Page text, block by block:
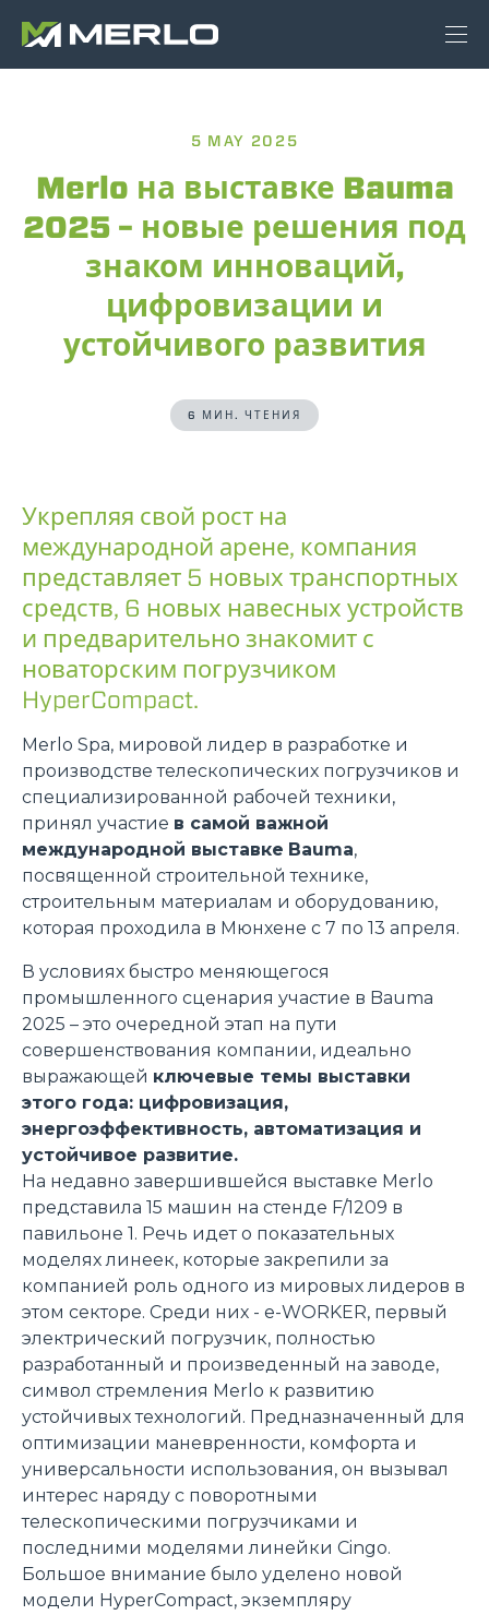
5 MAY 2025
Merlo на выставке Bauma
2025 – новые решения под
знаком инноваций,
цифровизации и
устойчивого развития
6 МИН. ЧТЕНИЯ
Укрепляя свой рост на
международной арене, компания
представляет 5 новых транспортных
средств, 6 новых навесных устройств
и предварительно знакомит с
новаторским погрузчиком
HyperCompact.
Merlo Spa, мировой лидер в разработке и
производстве телескопических погрузчиков и
специализированной рабочей техники,
принял участие в самой важной
международной выставке Bauma,
посвященной строительной технике,
строительным материалам и оборудованию,
которая проходила в Мюнхене с 7 по 13 апреля.
В условиях быстро меняющегося
промышленного сценария участие в Bauma
2025 – это очередной этап на пути
совершенствования компании, идеально
выражающей ключевые темы выставки
этого года: цифровизация,
энергоэффективность, автоматизация и
устойчивое развитие.
На недавно завершившейся выставке Merlo
представила 15 машин на стенде F/1209 в
павильоне 1. Речь идет о показательных
моделях линеек, которые закрепили за
компанией роль одного из мировых лидеров в
этом секторе. Среди них - e-WORKER, первый
электрический погрузчик, полностью
разработанный и произведенный на заводе,
символ стремления Merlo к развитию
устойчивых технологий. Предназначенный для
оптимизации маневренности, комфорта и
универсальности использования, он вызывал
интерес наряду с поворотными
телескопическими погрузчиками и
последними моделями линейки Cingo.
Большое внимание было уделено новой
модели HyperCompact, экземпляру